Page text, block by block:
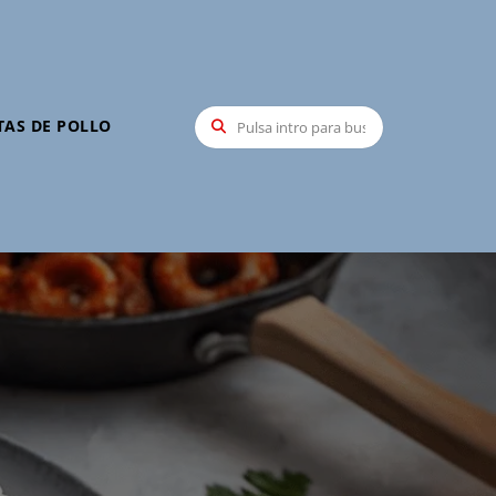
DE POLLO